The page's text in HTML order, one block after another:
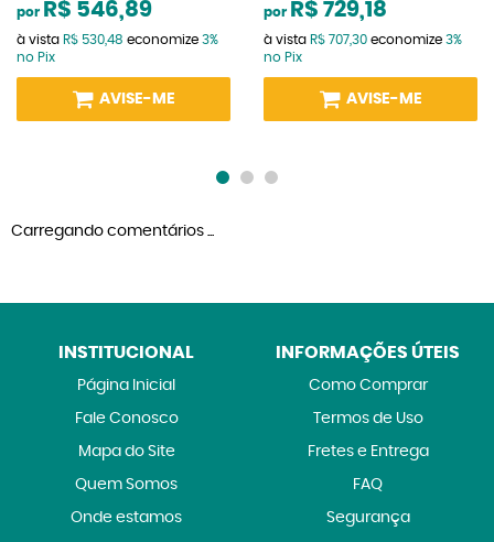
por R$ 546,89
à vista R$ 530,48 economize 3%
no Pix
AVISE-ME
por R$ 729,18
à vista R$ 707,30 economize 3%
no Pix
AVISE-ME
Carregando comentários ...
INSTITUCIONAL
Página Inicial
Fale Conosco
Mapa do Site
Quem Somos
Onde estamos
INFORMAÇÕES ÚTEIS
Como Comprar
Termos de Uso
Fretes e Entrega
FAQ
Segurança